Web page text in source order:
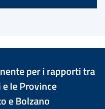
per i rapporti tra
le Province
e Bolzano